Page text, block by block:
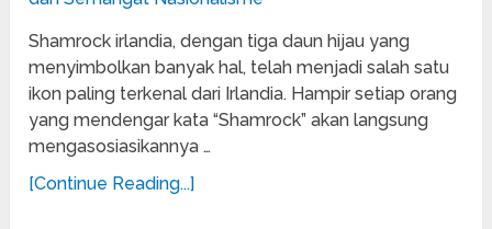
Shamrock irlandia, dengan tiga daun hijau yang
menyimbolkan banyak hal, telah menjadi salah satu
ikon paling terkenal dari Irlandia. Hampir setiap orang
yang mendengar kata “Shamrock” akan langsung
mengasosiasikannya …
[Continue Reading...]